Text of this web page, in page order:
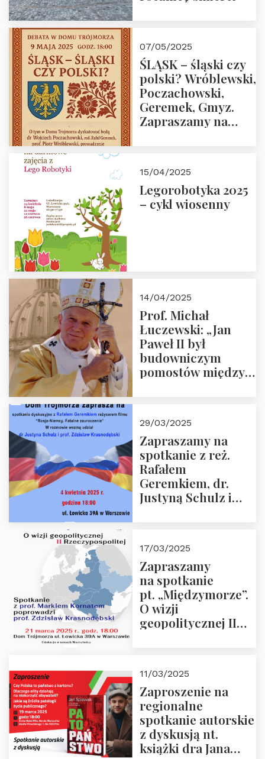
07/05/2025
ŚLĄSK – śląski czy
polski? Wróblewski,
Poczachowski,
Geremek, Gmyz.
Zapraszamy na
Trójmorza.
15/04/2025
Legorobotyka 2025
– cykl wiosenny
14/04/2025
Prof. Michał
Łuczewski: „Jan
Paweł II był
budowniczym
pomostów między
29/03/2025
Zapraszamy na
spotkanie z reż.
Rafałem
Geremkiem, dr.
Justyną Schulz i
“Rosja-Niemcy…”
17/03/2025
Zapraszamy
na spotkanie
pt. „Międzymorze”.
O wizji
geopolitycznej II
i prof.
Krasnodębski
11/03/2025
Zaproszenie na
regionalne
spotkanie autorskie
z dyskusją nt.
książki dra Jana